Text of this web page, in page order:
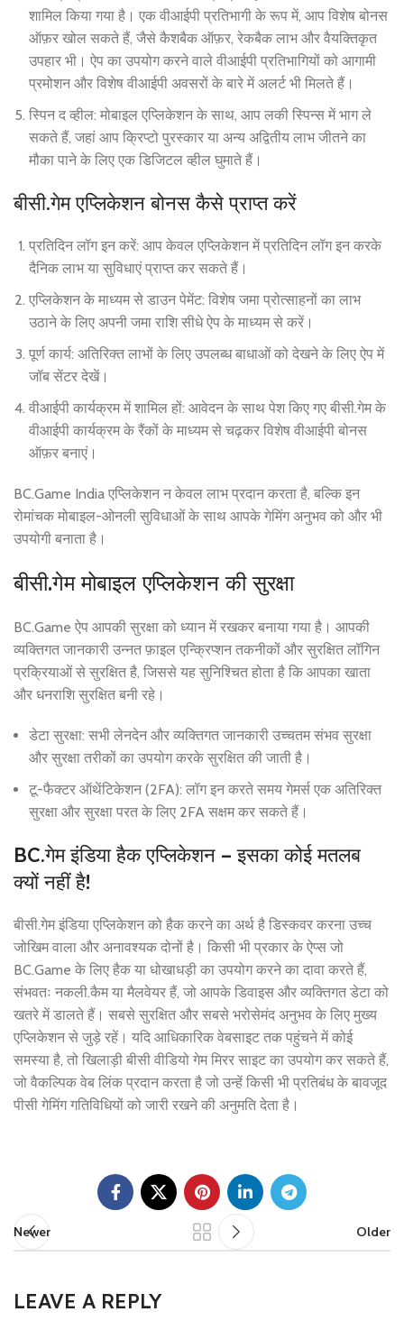
शामिल किया गया है। एक वीआईपी प्रतिभागी के रूप में, आप विशेष बोनस
ऑफ़र खोल सकते हैं, जैसे कैशबैक ऑफ़र, रेकबैक लाभ और वैयक्तिकृत
उपहार भी। ऐप का उपयोग करने वाले वीआईपी प्रतिभागियों को आगामी
प्रमोशन और विशेष वीआईपी अवसरों के बारे में अलर्ट भी मिलते हैं।
स्पिन द व्हील: मोबाइल एप्लिकेशन के साथ, आप लकी स्पिन्स में भाग ले
सकते हैं, जहां आप क्रिप्टो पुरस्कार या अन्य अद्वितीय लाभ जीतने का
मौका पाने के लिए एक डिजिटल व्हील घुमाते हैं।
बीसी.गेम एप्लिकेशन बोनस कैसे प्राप्त करें
प्रतिदिन लॉग इन करें: आप केवल एप्लिकेशन में प्रतिदिन लॉग इन करके
दैनिक लाभ या सुविधाएं प्राप्त कर सकते हैं।
एप्लिकेशन के माध्यम से डाउन पेमेंट: विशेष जमा प्रोत्साहनों का लाभ
उठाने के लिए अपनी जमा राशि सीधे ऐप के माध्यम से करें।
पूर्ण कार्य: अतिरिक्त लाभों के लिए उपलब्ध बाधाओं को देखने के लिए ऐप में
जॉब सेंटर देखें।
वीआईपी कार्यक्रम में शामिल हों: आवेदन के साथ पेश किए गए बीसी.गेम के
वीआईपी कार्यक्रम के रैंकों के माध्यम से चढ़कर विशेष वीआईपी बोनस
ऑफ़र बनाएं।
BC.Game India एप्लिकेशन न केवल लाभ प्रदान करता है, बल्कि इन
रोमांचक मोबाइल-ओनली सुविधाओं के साथ आपके गेमिंग अनुभव को और भी
उपयोगी बनाता है।
बीसी.गेम मोबाइल एप्लिकेशन की सुरक्षा
BC.Game ऐप आपकी सुरक्षा को ध्यान में रखकर बनाया गया है। आपकी
व्यक्तिगत जानकारी उन्नत फ़ाइल एन्क्रिप्शन तकनीकों और सुरक्षित लॉगिन
प्रक्रियाओं से सुरक्षित है, जिससे यह सुनिश्चित होता है कि आपका खाता
और धनराशि सुरक्षित बनी रहे।
डेटा सुरक्षा: सभी लेनदेन और व्यक्तिगत जानकारी उच्चतम संभव सुरक्षा
और सुरक्षा तरीकों का उपयोग करके सुरक्षित की जाती है।
टू-फैक्टर ऑथेंटिकेशन (2FA): लॉग इन करते समय गेमर्स एक अतिरिक्त
सुरक्षा और सुरक्षा परत के लिए 2FA सक्षम कर सकते हैं।
BC.गेम इंडिया हैक एप्लिकेशन – इसका कोई मतलब
क्यों नहीं है!
बीसी.गेम इंडिया एप्लिकेशन को हैक करने का अर्थ है डिस्कवर करना उच्च
जोखिम वाला और अनावश्यक दोनों है। किसी भी प्रकार के ऐप्स जो
BC.Game के लिए हैक या धोखाधड़ी का उपयोग करने का दावा करते हैं,
संभवतः नकली.कैम या मैलवेयर हैं, जो आपके डिवाइस और व्यक्तिगत डेटा को
खतरे में डालते हैं। सबसे सुरक्षित और सबसे भरोसेमंद अनुभव के लिए मुख्य
एप्लिकेशन से जुड़े रहें। यदि आधिकारिक वेबसाइट तक पहुंचने में कोई
समस्या है, तो खिलाड़ी बीसी वीडियो गेम मिरर साइट का उपयोग कर सकते हैं,
जो वैकल्पिक वेब लिंक प्रदान करता है जो उन्हें किसी भी प्रतिबंध के बावजूद
पीसी गेमिंग गतिविधियों को जारी रखने की अनुमति देता है।
Newer Older
LEAVE A REPLY